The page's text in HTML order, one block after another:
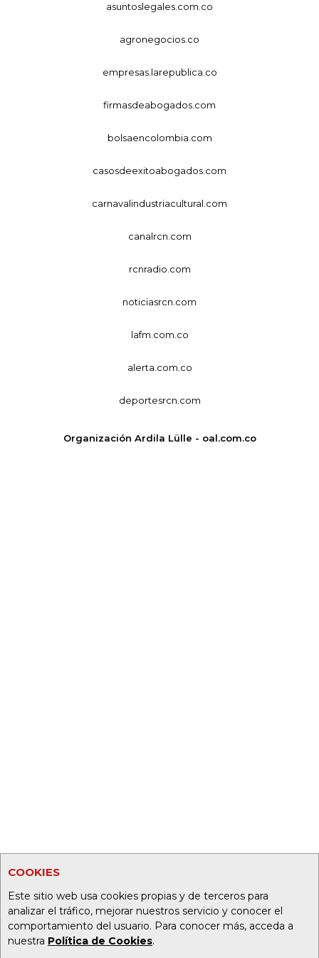
COOKIES
Este sitio web usa cookies propias y de terceros para
analizar el tráfico, mejorar nuestros servicio y conocer el
comportamiento del usuario. Para conocer más, acceda a
nuestra Política de Cookies.
asuntoslegales.com.co
agronegocios.co
empresas.larepublica.co
firmasdeabogados.com
bolsaencolombia.com
casosdeexitoabogados.com
carnavalindustriacultural.com
canalrcn.com
rcnradio.com
noticiasrcn.com
lafm.com.co
alerta.com.co
deportesrcn.com
Organización Ardila Lülle - oal.com.co